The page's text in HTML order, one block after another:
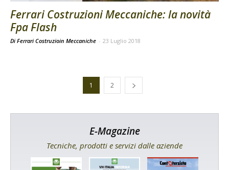
Ferrari Costruzioni Meccaniche: la novità
Fpa Flash
Di Ferrari Costruzioin Meccaniche - 23 Luglio 2018
1 2
E-Magazine
Tecniche, prodotti e servizi dalle aziende